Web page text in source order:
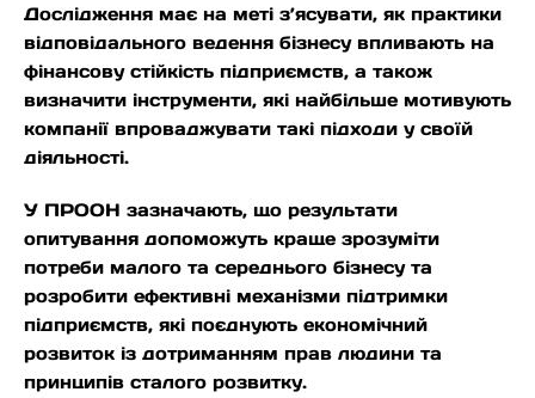
Дослідження має на меті з’ясувати, як практики
відповідального ведення бізнесу впливають на
фінансову стійкість підприємств, а також
визначити інструменти, які найбільше мотивують
компанії впроваджувати такі підходи у своїй
діяльності.
У ПРООН зазначають, що результати
опитування допоможуть краще зрозуміти
потреби малого та середнього бізнесу та
розробити ефективні механізми підтримки
підприємств, які поєднують економічний
розвиток із дотриманням прав людини та
принципів сталого розвитку.